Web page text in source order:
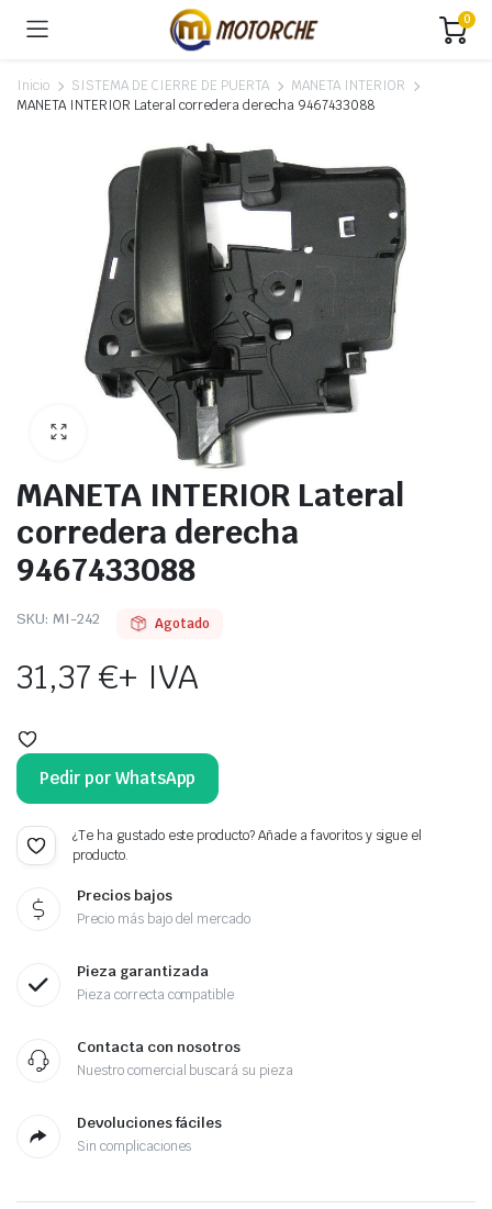
0
Inicio SISTEMA DE CIERRE DE PUERTA
MANETA INTERIOR
MANETA INTERIOR Lateral corredera derecha 9467433088
MANETA INTERIOR Lateral
corredera derecha
9467433088
SKU: MI-242 Agotado
31,37€+ IVA
Pedir por WhatsApp
¿Te ha gustado este producto? Añade a favoritos y sigue el
producto.
Precios bajos
Precio más bajo del mercado
Pieza garantizada
Pieza correcta compatible
Contacta con nosotros
Nuestro comercial buscará su pieza
Devoluciones fáciles
Sin complicaciones